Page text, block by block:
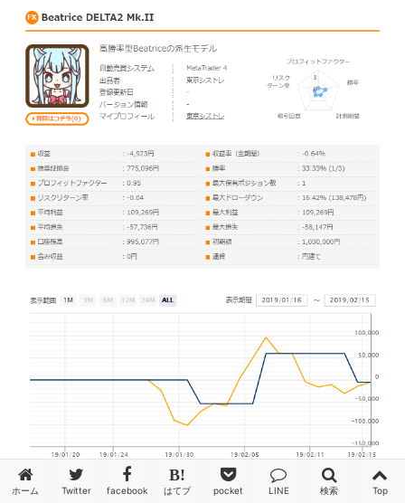
ホーム Twitter facebook はてブ pocket LINE 検索 Top